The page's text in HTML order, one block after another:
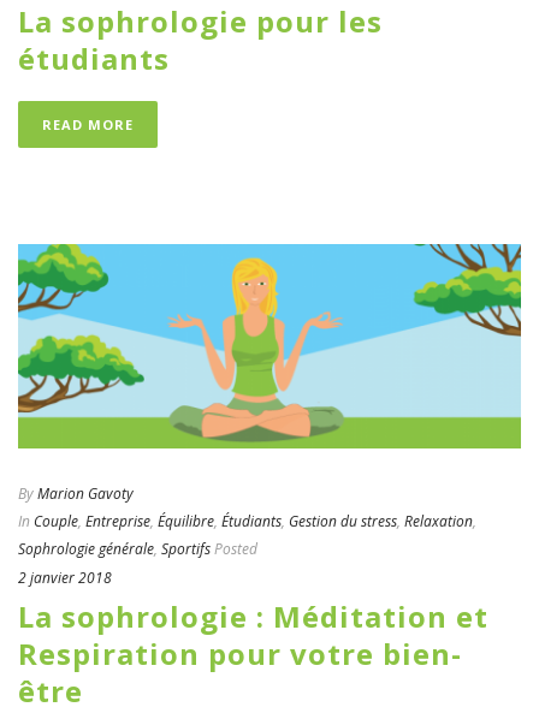
La sophrologie pour les
étudiants
READ MORE
ByMarion Gavoty
In Couple, Entreprise, Équilibre, Étudiants, Gestion du stress, Relaxation,
Sophrologie générale, SportifsPosted
2 janvier 2018
La sophrologie : Méditation et
Respiration pour votre bien-
être